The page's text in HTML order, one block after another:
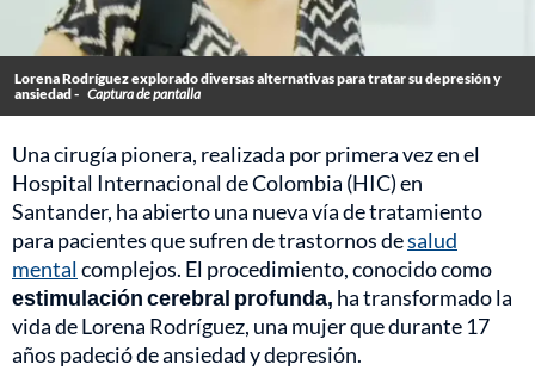
Lorena Rodríguez explorado diversas alternativas para tratar su depresión y
ansiedad - Captura de pantalla
Una cirugía pionera, realizada por primera vez en el
Hospital Internacional de Colombia (HIC) en
Santander, ha abierto una nueva vía de tratamiento
para pacientes que sufren de trastornos desalud
mentalcomplejos. El procedimiento, conocido como
estimulación cerebral profunda, ha transformado la
vida de Lorena Rodríguez, una mujer que durante 17
años padeció de ansiedad y depresión.